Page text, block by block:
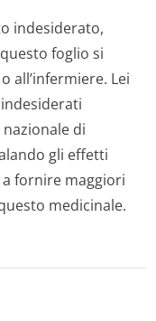
indesiderato,
foglio si
all’infermiere. Lei
di
gli effetti
fornire maggiori
medicinale.